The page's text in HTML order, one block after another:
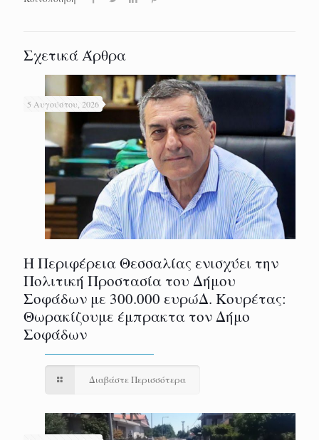
Σχετικά Άρθρα
5 Αυγούστου, 2026
Η Περιφέρεια Θεσσαλίας ενισχύει την
Πολιτική Προστασία του Δήμου
Σοφάδων με 300.000 ευρώΔ. Κουρέτας:
Θωρακίζουμε έμπρακτα τον Δήμο
Σοφάδων
Διαβάστε Περισσότερα